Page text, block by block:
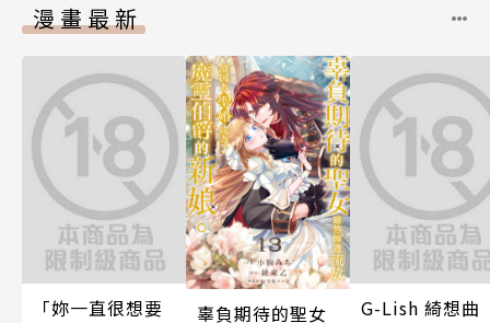
漫畫最新
「妳一直很想要
辜負期待的聖女
G-Lish 綺想曲